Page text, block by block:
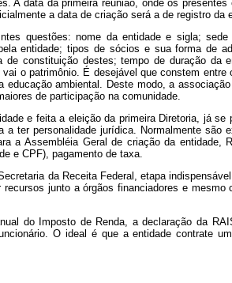
A data da primeira reunião, onde os
a data de criação será a de registro da
questões: nome da entidade e sigla;
entidade; tipos de sócios e sua forma de
constituição destes; tempo de duração da
o patrimônio. É desejável que constem
ambiental. Deste modo, a
de participação na comunidade.
e feita a eleição da primeira Diretoria, já se
ter personalidade jurídica. Normalmente são
a Assembléia Geral de criação da entidade,
e CPF), pagamento de taxa.
da Receita Federal, etapa
junto a órgãos financiadores e
do Imposto de Renda, a declaração da
O ideal é que a entidade contrate